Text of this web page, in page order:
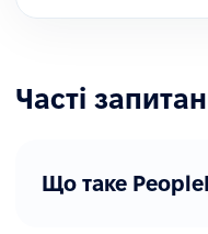
Часті
Що таке